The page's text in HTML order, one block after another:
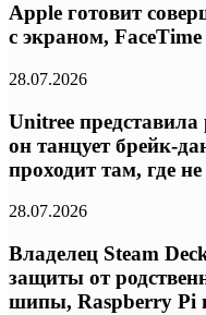
Apple готовит
с экраном,
28.07.2026
Unitree
он танцует брейк-
проходит там, где
28.07.2026
Владелец Steam
защиты от
шипы, Raspberry Pi